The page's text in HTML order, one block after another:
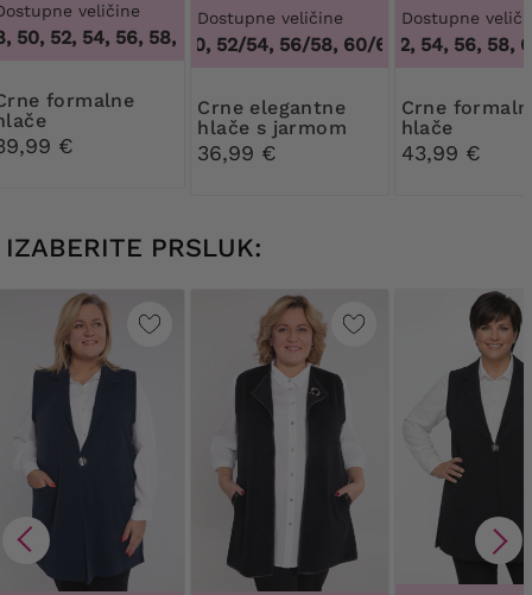
veličine
52, 54, 56, 58, 60, 62, 64, 46, 48, 50, 52, 54, 56, 58,
€
Dostupne veličine
48/50, 52/54, 56/58, 60/62, 48/50, 52/54,
Crne elegantne
hlače s jarmom
36,99 €
Dostupne
50, 52, 54, 56, 58,
Crne formalne
hlače
43,99 €
IZABERITE PRSLUK: